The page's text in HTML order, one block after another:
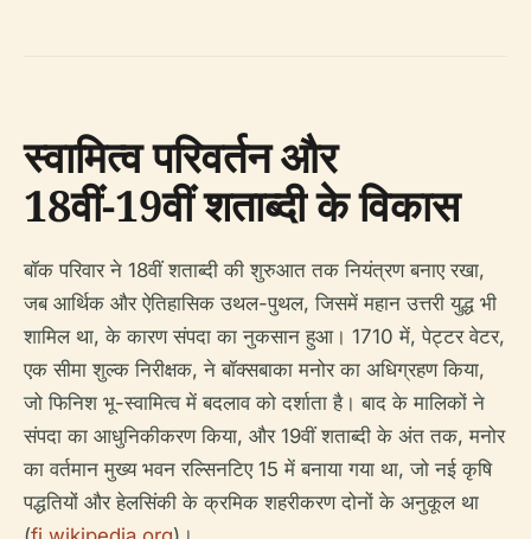
स्वामित्व परिवर्तन और
18वीं-19वीं शताब्दी के विकास
बॉक परिवार ने 18वीं शताब्दी की शुरुआत तक नियंत्रण बनाए रखा,
जब आर्थिक और ऐतिहासिक उथल-पुथल, जिसमें महान उत्तरी युद्ध भी
शामिल था, के कारण संपदा का नुकसान हुआ। 1710 में, पेट्टर वेटर,
एक सीमा शुल्क निरीक्षक, ने बॉक्सबाका मनोर का अधिग्रहण किया,
जो फिनिश भू-स्वामित्व में बदलाव को दर्शाता है। बाद के मालिकों ने
संपदा का आधुनिकीकरण किया, और 19वीं शताब्दी के अंत तक, मनोर
का वर्तमान मुख्य भवन रल्सिनटिए 15 में बनाया गया था, जो नई कृषि
पद्धतियों और हेलसिंकी के क्रमिक शहरीकरण दोनों के अनुकूल था